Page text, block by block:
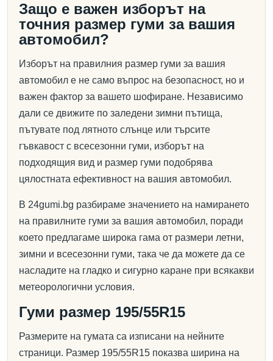
Защо е важен изборът на
точния размер гуми за вашия
автомобил?
Изборът на правилния размер гуми за вашия
автомобил е не само въпрос на безопасност, но и
важен фактор за вашето шофиране. Независимо
дали се движите по заледени зимни пътища,
пътувате под лятното слънце или търсите
гъвкавост с всесезонни гуми, изборът на
подходящия вид и размер гуми подобрява
цялостната ефективност на вашия автомобил.
В 24gumi.bg разбираме значението на намирането
на правилните гуми за вашия автомобил, поради
което предлагаме широка гама от размери летни,
зимни и всесезонни гуми, така че да можете да се
насладите на гладко и сигурно каране при всякакви
метеорологични условия.
Гуми размер 195/55R15
Размерите на гумата са изписани на нейните
страници. Размер 195/55R15 показва ширина на